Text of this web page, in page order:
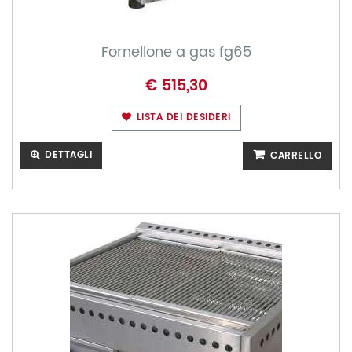
Fornellone a gas fg65
€ 515,30
LISTA DEI DESIDERI
DETTAGLI CARRELLO